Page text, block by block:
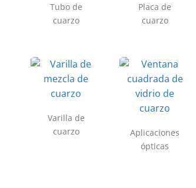
Tubo de
cuarzo
Placa de
cuarzo
Varilla de
cuarzo
Aplicaciones
ópticas